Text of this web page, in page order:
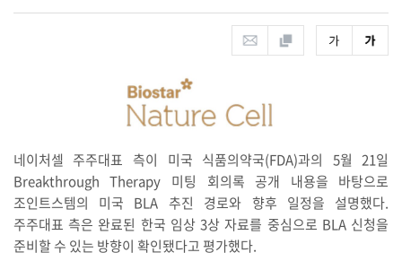
네이처셀 주주대표 측이 미국 식품의약국(FDA)과의 5월 21일
Breakthrough Therapy 미팅 회의록 공개 내용을 바탕으로
조인트스템의 미국 BLA 추진 경로와 향후 일정을 설명했다.
주주대표 측은 완료된 한국 임상 3상 자료를 중심으로 BLA 신청을
준비할 수 있는 방향이 확인됐다고 평가했다.